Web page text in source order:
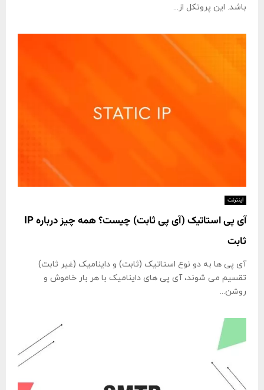
باشد. این پروتکل از...
اینترنت
آی پی استاتیک (آی پی ثابت) چیست؟ همه چیز درباره IP
ثابت
آی پی ها به دو نوع استاتیک (ثابت) و داینامیک (غیر ثابت)
تقسیم می شوند، آی پی های داینامیک با هر بار خاموش و
روشن...